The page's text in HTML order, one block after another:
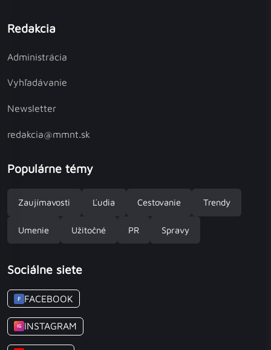
Redakcia
Administrácia
Vyhľadávanie
Newsletter
redakcia@mmnt.sk
Populárne témy
Zaujímavosti Ľudia Cestovanie Trendy
Umenie Užitočné PR Spravy
Sociálne siete
F FACEBOOK
IG INSTAGRAM